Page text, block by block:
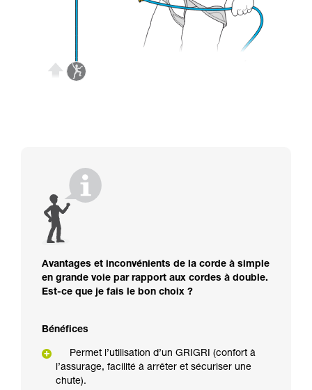
Avantages et inconvénients de la corde à simple
en grande voie par rapport aux cordes à double.
Est-ce que je fais le bon choix ?
Bénéfices
Permet l’utilisation d’un GRIGRI (confort à
l’assurage, facilité à arrêter et sécuriser une
chute).